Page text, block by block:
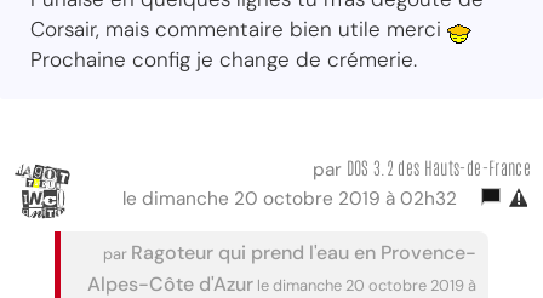
Corsair, mais commentaire bien utile merci
Prochaine config je change de crémerie.
par DOS 3.2 des Hauts-de-France
le dimanche 20 octobre 2019 à 02h32
par Ragoteur qui prend l'eau en Provence-
Alpes-Côte d'Azur le dimanche 20 octobre 2019 à